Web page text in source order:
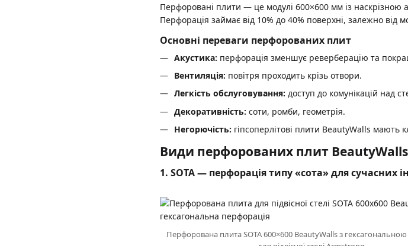
Перфоровані плити — це модулі 600×600 мм із наскрізною
Перфорація займає від 10% до 40% поверхні, залежно від
Основні переваги перфорованих плит
Акустика: перфорація зменшує реверберацію та
Вентиляція: повітря проходить крізь отвори.
Легкість обслуговування: доступ до комунікацій над
Декоративність: соти, ромби, геометрія.
Негорючість: гіпсоперлітові плити BeautyWalls мають
Види перфорованих плит BeautyWalls
1. SOTA — перфорація типу «сота» для сучасних
Перфорована плита SOTA 600×600 BeautyWalls з